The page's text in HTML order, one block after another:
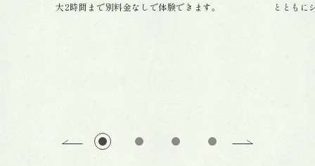
大2時間まで別料金なしで体験できます。
とともに